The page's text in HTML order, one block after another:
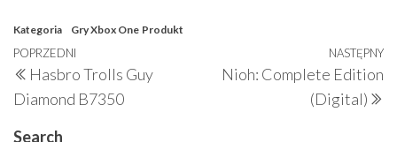
Kategoria Gry Xbox One Produkt
Nawigacja
wpisu
Poprzedni
wpis
POPRZEDNI
Hasbro Trolls Guy
Diamond B7350
NASTĘPNY
Nioh: Complete Edition
(Digital)
Search